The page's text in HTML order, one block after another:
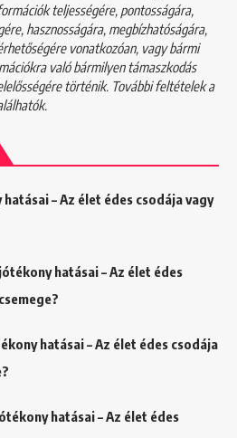
teljességére, pontosságára,
hasznosságára, megbízhatóságára,
vonatkozóan, vagy bármi
való bármilyen támaszkodás
történik. További feltételek a
– Az élet édes csodája vagy
hatásai – Az élet édes
hatásai – Az élet édes csodája
hatásai – Az élet édes